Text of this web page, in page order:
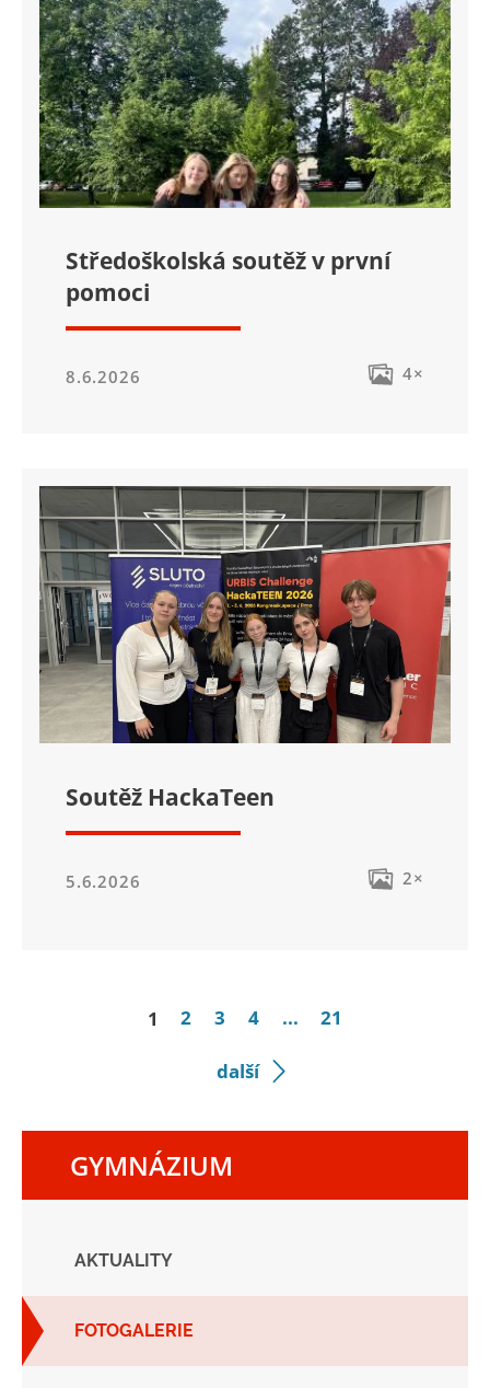
Středoškolská soutěž v první
pomoci
8.6.2026 4×
Soutěž HackaTeen
5.6.2026 2×
1 2 3 4 ... 21
další
GYMNÁZIUM
AKTUALITY
FOTOGALERIE